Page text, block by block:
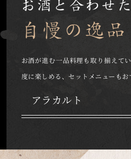
お酒が進む一品料理も取り揃えてい
度に楽しめる、セットメニューもお
アラカルト